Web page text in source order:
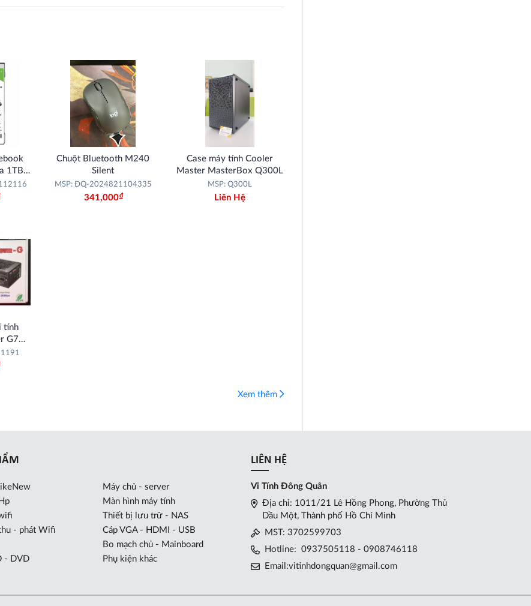
1TB
Chuột Bluetooth M240
Silent
MSP: ĐQ-2024821104335
341,000Đ
Case máy tính Cooler
Master MasterBox Q300L
MSP: Q300L
Liên Hệ
tính
G750
Xem thêm
Máy chủ - server
Màn hình máy tính
Thiết bị lưu trữ - NAS
- phát Wifi
Cáp VGA - HDMI - USB
Bo mạch chủ - Mainboard
- DVD
Phụ kiện khác
LIÊN HỆ
Vi Tính Đông Quân
Địa chỉ: 1011/21 Lê Hồng Phong, Phường Thủ
Dầu Một, Thành phố Hồ Chí Minh
MST: 3702599703
Hotline: 0937505118 - 0908746118
Email:vitinhdongquan@gmail.com